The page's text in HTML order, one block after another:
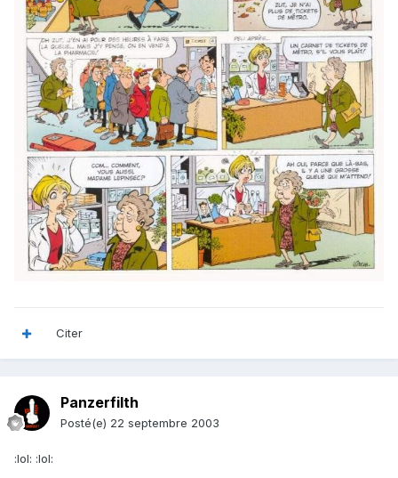
Citer
Panzerfilth
Posté(e) 22 septembre 2003
:lol: :lol: